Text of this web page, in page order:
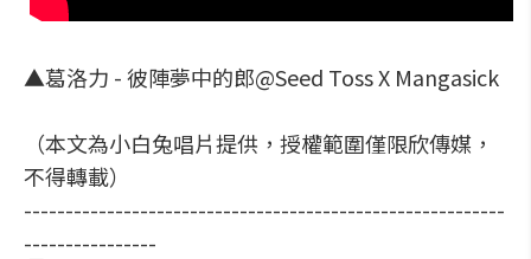
▲葛洛力 - 彼陣夢中的郎@Seed Toss X Mangasick
（本文為小白兔唱片提供，授權範圍僅限欣傳媒，
不得轉載）
----------------------------------------------------------
----------------